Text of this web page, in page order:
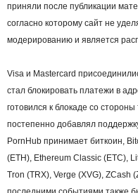
приняли после публикации
согласно которому сайт не
модерированию и является
Visa и Mastercard
стал блокировать платежи в
готовился к блокаде со
постепенно добавлял
PornHub принимает биткоин,
(ETH), Ethereum Classic (ETC),
Tron (TRX), Verge (XVG), ZCash